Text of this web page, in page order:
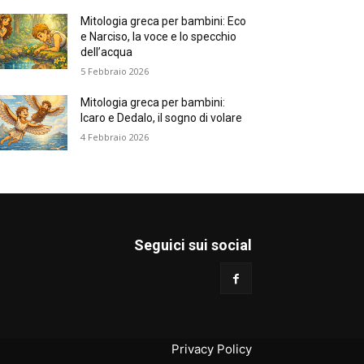
Mitologia greca per bambini: Eco
e Narciso, la voce e lo specchio
dell’acqua
5 Febbraio 2026
Mitologia greca per bambini:
Icaro e Dedalo, il sogno di volare
4 Febbraio 2026
Seguici sui social
Privacy Policy